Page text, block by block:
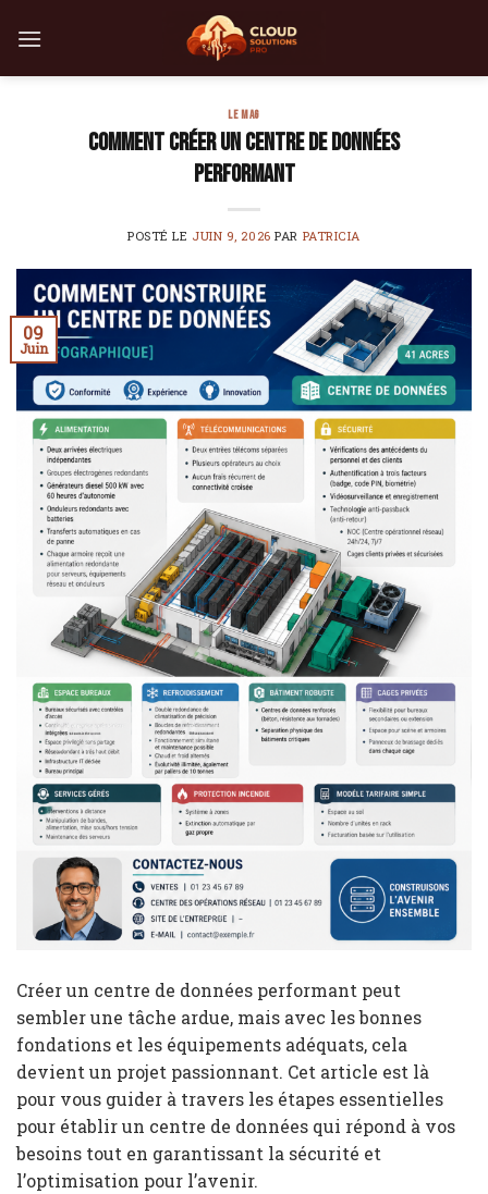
LE MAG
Comment créer un centre de données
performant
POSTÉ LE JUIN 9, 2026 PAR PATRICIA
09
Juin
Créer un centre de données performant peut
sembler une tâche ardue, mais avec les bonnes
fondations et les équipements adéquats, cela
devient un projet passionnant. Cet article est là
pour vous guider à travers les étapes essentielles
pour établir un centre de données qui répond à vos
besoins tout en garantissant la sécurité et
l’optimisation pour l’avenir.